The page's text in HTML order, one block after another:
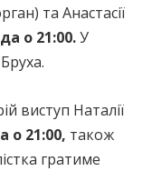
та Анастасії
о 21:00.У
виступ Наталії
о 21:00, також
гратиме